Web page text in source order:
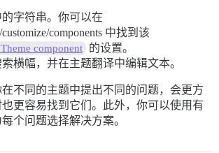
字符串。你可以在
components 中找到该
component
的设置。
横幅，并在主题翻译中编辑文本。
不同的主题中提出不同的问题，会更方
更容易找到它们。此外，你可以使用有
个问题选择解决方案。